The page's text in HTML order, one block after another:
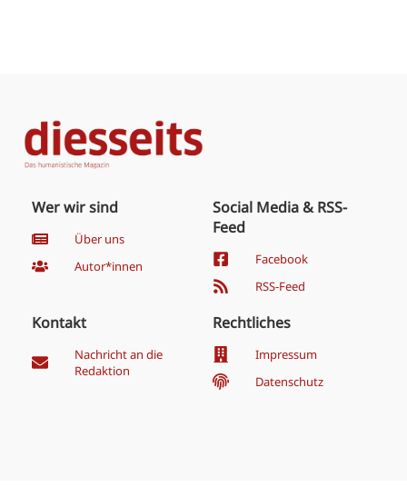
Wer wir sind
Über uns
Autor*innen
Social Media & RSS-
Feed
Facebook
RSS-Feed
Kontakt
Nachricht an die
Redaktion
Rechtliches
Impressum
Datenschutz